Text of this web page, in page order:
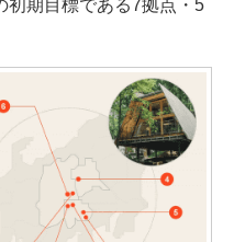
初期目標である7拠点・5